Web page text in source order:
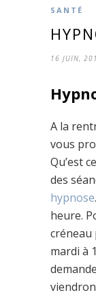
SANTÉ
16 JUIN,
A la
vous
Qu’est
des
hypnose
heure.
créneau
mardi à